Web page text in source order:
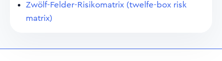
Zwölf-Felder-Risikomatrix (twelfe-box risk
matrix)